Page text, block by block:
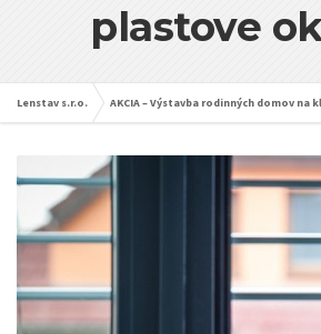
plastove
Lenstav s.r.o. AKCIA – Výstavba rodinných domov na